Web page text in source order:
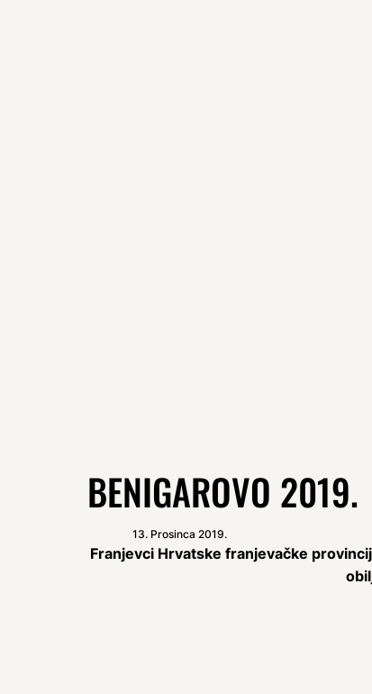
BENIGAROVO 2019.
13. Prosinca 2019.
Franjevci Hrvatske franjevačke